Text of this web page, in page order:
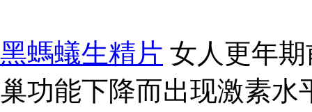
黑螞蟻生精片 女人更年
巢功能下降而出现激素水